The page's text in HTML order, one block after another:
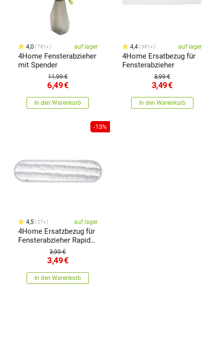
4,0 781x auf lager
4Home Fensterabzieher
mit Spender
11,99 €
6,49€
In den Warenkorb
4,4 381x auf lager
4Home Ersatbezug für
Fensterabzieher
3,99 €
3,49€
In den Warenkorb
-13%
4,5 27x auf lager
4Home Ersatzbezug für
Fensterabzieher Rapid
3,99 €
3,49€
In den Warenkorb